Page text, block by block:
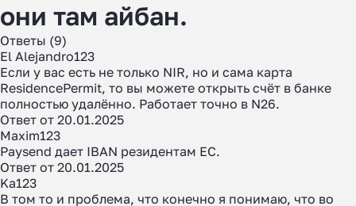
они там айбан.
Ответы (9)
El Alejandro123
Если у вас есть не только NIR, но и сама карта
ResidencePermit, то вы можете открыть счёт в банке
полностью удалённо. Работает точно в N26.
Ответ от 20.01.2025
Maxim123
Paysend дает IBAN резидентам ЕС.
Ответ от 20.01.2025
Ka123
В том то и проблема, что конечно я понимаю, что во